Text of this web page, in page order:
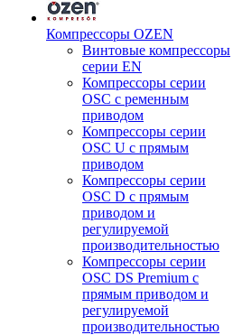
Компрессоры OZEN
Винтовые компрессоры
серии EN
Компрессоры серии
OSC с ременным
приводом
Компрессоры серии
OSC U с прямым
приводом
Компрессоры серии
OSC D с прямым
приводом и
регулируемой
производительностью
Компрессоры серии
OSC DS Premium с
прямым приводом и
регулируемой
производительностью